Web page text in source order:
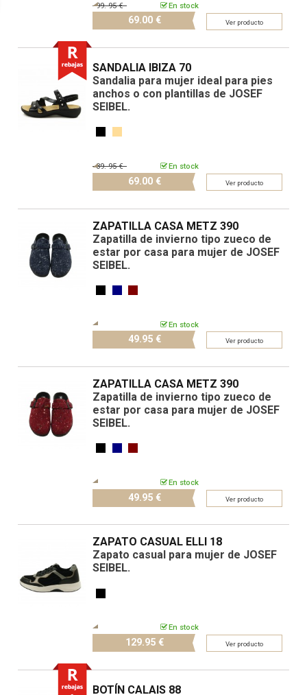
En stock
99.95 €
69.00 € Ver producto
SANDALIA IBIZA 70
Sandalia para mujer ideal para pies
anchos o con plantillas de JOSEF
SEIBEL.
En stock
89.95 €
69.00 € Ver producto
ZAPATILLA CASA METZ 390
Zapatilla de invierno tipo zueco de
estar por casa para mujer de JOSEF
SEIBEL.
En stock
49.95 € Ver producto
ZAPATILLA CASA METZ 390
Zapatilla de invierno tipo zueco de
estar por casa para mujer de JOSEF
SEIBEL.
En stock
49.95 € Ver producto
ZAPATO CASUAL ELLI 18
Zapato casual para mujer de JOSEF
SEIBEL.
En stock
129.95 € Ver producto
BOTÍN CALAIS 88